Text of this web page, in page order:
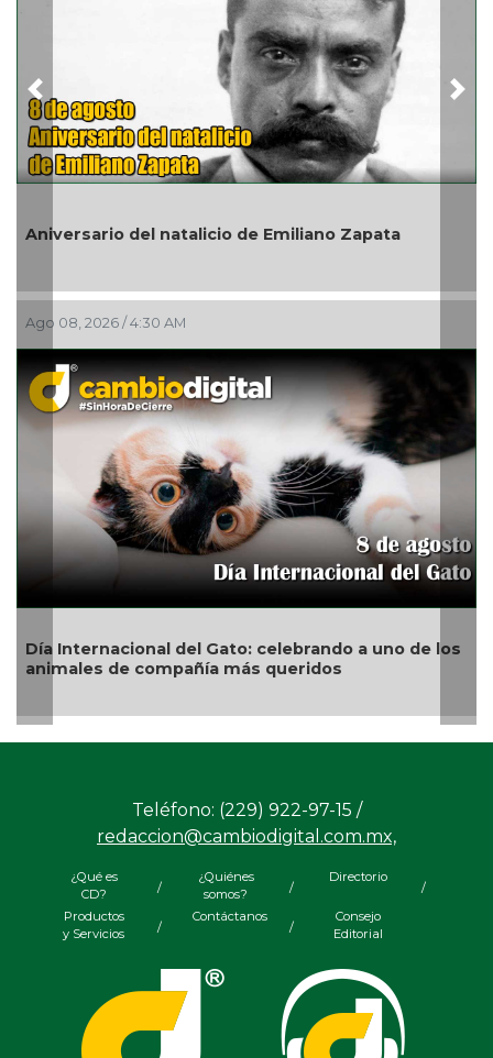
de Emiliano Zapata
celebrando a uno de los
más queridos
En marcha trabajos de
de Noviembre; habrá
San Andrés Tuxtla
de Globos de Papel
Previous
Teléfono: (229) 922-97-15 /
redaccion@cambiodigital.com.mx,
¿Qué es
CD?
/
¿Quiénes
somos?
/
Directorio
/
Productos
y Servicios
/
Contáctanos
/
Consejo
Editorial